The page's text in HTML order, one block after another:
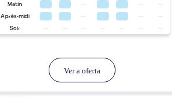
Matin
Après-midi
Soir
Ver a oferta